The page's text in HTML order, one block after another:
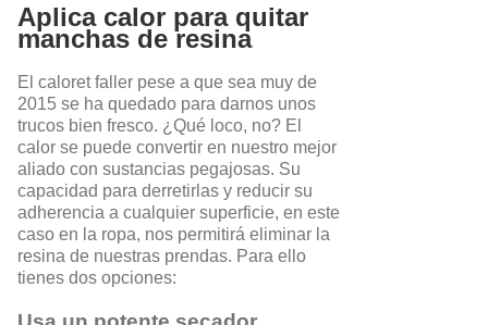
Aplica calor para quitar
manchas de resina
El caloret faller pese a que sea muy de
2015 se ha quedado para darnos unos
trucos bien fresco. ¿Qué loco, no? El
calor se puede convertir en nuestro mejor
aliado con sustancias pegajosas. Su
capacidad para derretirlas y reducir su
adherencia a cualquier superficie, en este
caso en la ropa, nos permitirá eliminar la
resina de nuestras prendas. Para ello
tienes dos opciones: